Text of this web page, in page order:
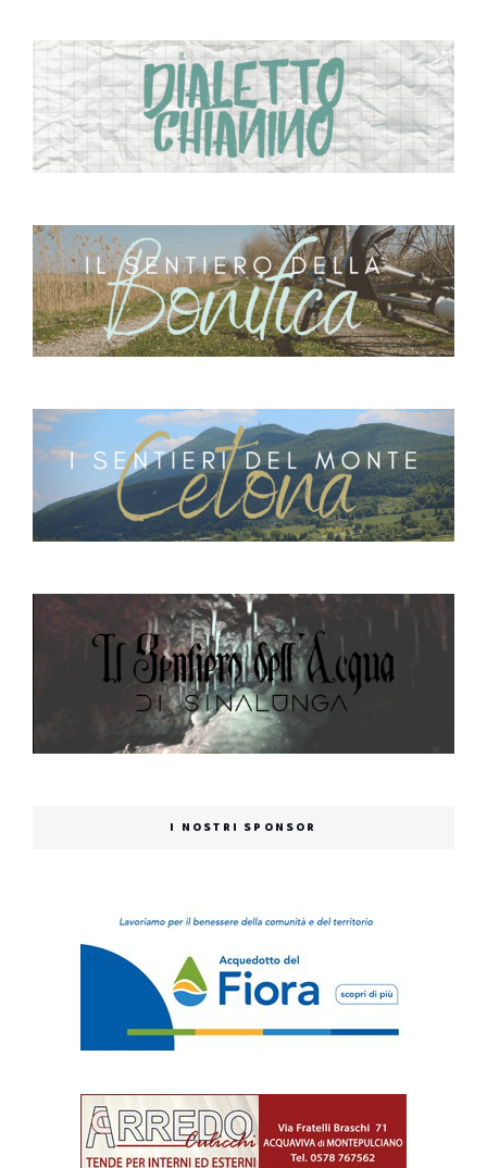
I NOSTRI SPONSOR